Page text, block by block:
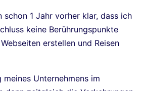
schon 1 Jahr vorher klar, dass ich
keine Berührungspunkte
erstellen und Reisen
Unternehmens im